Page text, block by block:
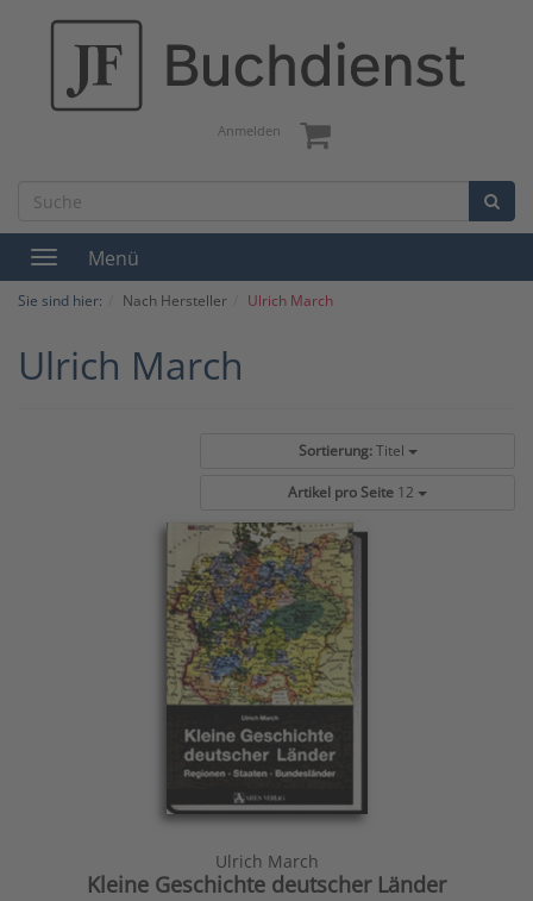
Anmelden
Toggle
navigation
Menü
Sie sind hier: Nach Hersteller Ulrich March
Ulrich March
Sortierung: Titel
Artikel pro Seite 12
Ulrich March
Kleine Geschichte deutscher Länder